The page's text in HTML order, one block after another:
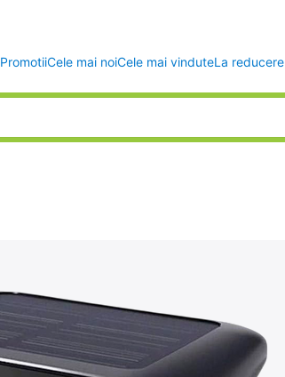
PromotiiCele mai noiCele mai vinduteLa reducere